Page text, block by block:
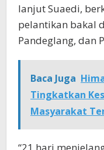
lanjut Suaedi,
pelantikan bakal
Pandeglang, dan
Baca Juga
Tingkatkan
Masyarakat
“21 hari